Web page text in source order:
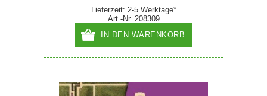
Lieferzeit: 2-5 Werktage*
Art.-Nr. 208309
IN DEN WARENKORB